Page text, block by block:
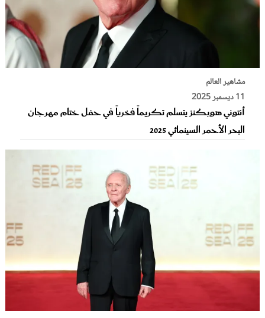
مشاهير العالم
11 ديسمبر 2025
أنتوني هوبكنز يتسلم تكريماً فخرياً في حفل ختام مهرجان
البحر الأحمر السينمائي 2025